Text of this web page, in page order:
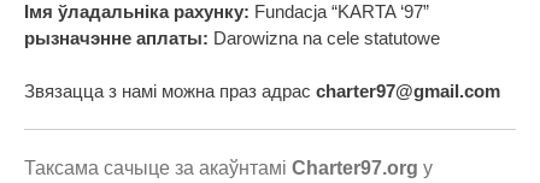
Імя ўладальніка рахунку: Fundacja “KARTA ‘97”
рызначэнне аплаты: Darowizna na cele statutowe
Звязацца з намі можна праз адрас charter97@gmail.com
Таксама сачыце за акаўнтамі Charter97.org у